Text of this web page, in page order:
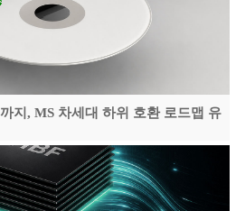
지, MS 차세대 하위 호환 로드맵 유